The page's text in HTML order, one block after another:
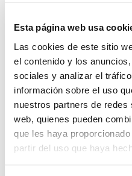
Esta página web usa
Las cookies de este sitio
el contenido y los
sociales y analizar el
información sobre el uso
nuestros partners de
web, quienes pueden
que les haya
partir del uso que haya
El diario de Álex 3: ¡Álex,
cámara y acción!
Miguel Ángel Gómez & Pedro